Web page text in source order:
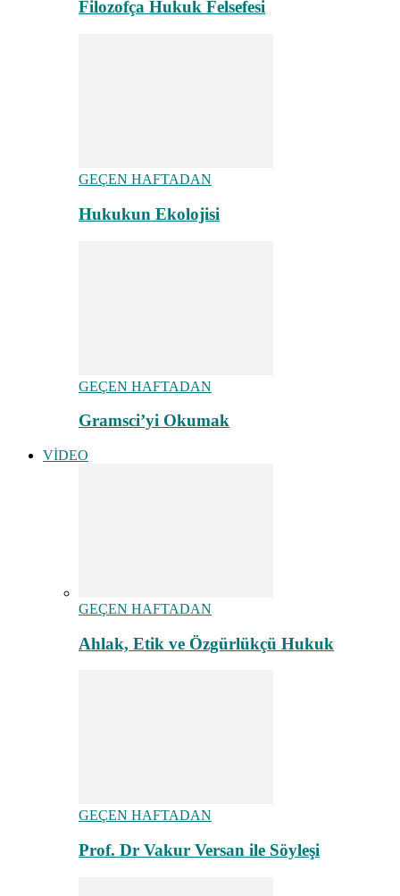
Filozofça Hukuk Felsefesi
GEÇEN HAFTADAN
Hukukun Ekolojisi
GEÇEN HAFTADAN
Gramsci’yi Okumak
VİDEO
GEÇEN HAFTADAN
Ahlak, Etik ve Özgürlükçü Hukuk
GEÇEN HAFTADAN
Prof. Dr Vakur Versan ile Söyleşi